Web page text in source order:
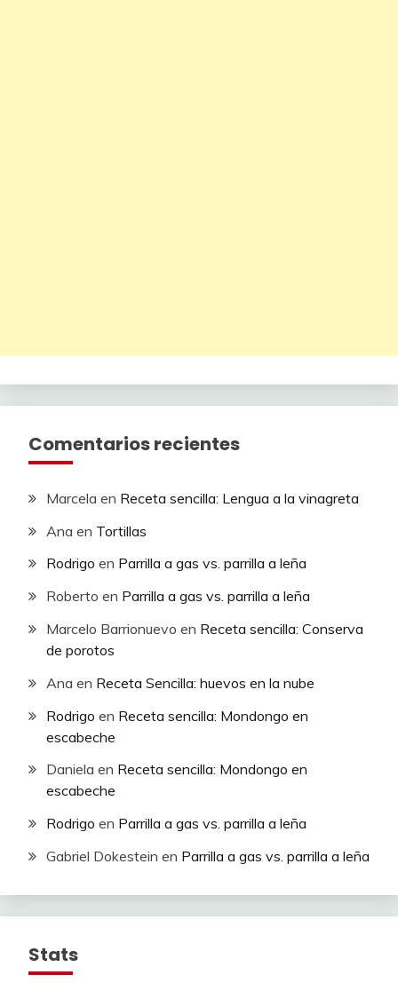
Comentarios recientes
Marcela en Receta sencilla: Lengua a la vinagreta
Ana en Tortillas
Rodrigo en Parrilla a gas vs. parrilla a leña
Roberto en Parrilla a gas vs. parrilla a leña
Marcelo Barrionuevo en Receta sencilla: Conserva
de porotos
Ana en Receta Sencilla: huevos en la nube
Rodrigo en Receta sencilla: Mondongo en
escabeche
Daniela en Receta sencilla: Mondongo en
escabeche
Rodrigo en Parrilla a gas vs. parrilla a leña
Gabriel Dokestein en Parrilla a gas vs. parrilla a leña
Stats